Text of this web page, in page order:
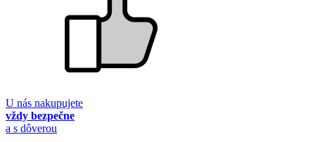
U nás nakupujete
vždy bezpečne
a s dôverou